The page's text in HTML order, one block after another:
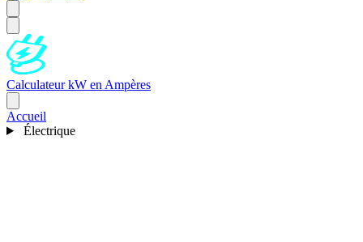
Calculateur kW en Ampères
Accueil
Électrique